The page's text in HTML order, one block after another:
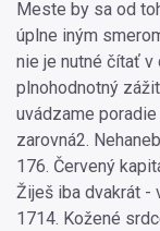
Meste by sa od
úplne iným
nie je nutné čítať v
plnohodnotný
uvádzame
zarovná2.
176. Červený
Žiješ iba dvakrát -
1714. Kožené